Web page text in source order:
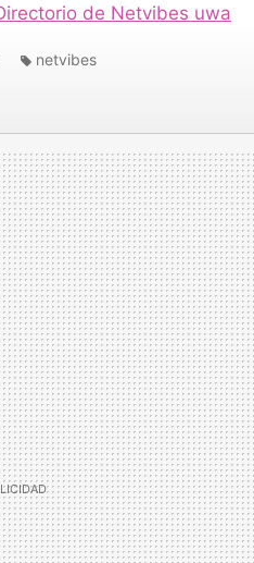
de Netvibes uwa
netvibes